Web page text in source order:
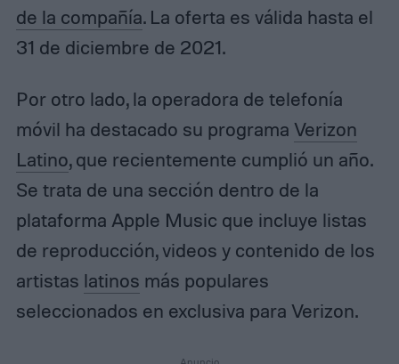
de la compañía. La oferta es válida hasta el
31 de diciembre de 2021.
Por otro lado, la operadora de telefonía
móvil ha destacado su programa Verizon
Latino, que recientemente cumplió un año.
Se trata de una sección dentro de la
plataforma Apple Music que incluye listas
de reproducción, videos y contenido de los
artistas latinos más populares
seleccionados en exclusiva para Verizon.